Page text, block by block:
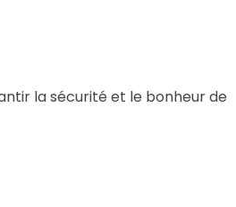
la sécurité et le bonheur de